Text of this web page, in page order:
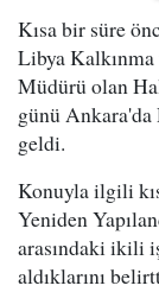
Kısa bir süre
Libya Kalkınma
Müdürü olan
günü Ankara'da
geldi.
Konuyla ilgili
Yeniden
arasındaki ikili
aldıklarını